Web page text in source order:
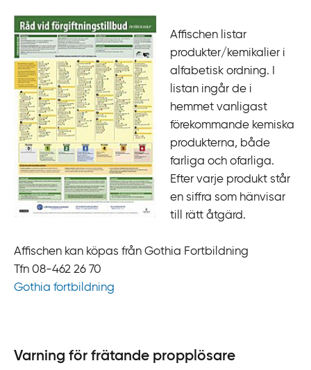
Affischen listar
produkter/kemikalier i
alfabetisk ordning. I
listan ingår de i
hemmet vanligast
förekommande kemiska
produkterna, både
farliga och ofarliga.
Efter varje produkt står
en siffra som hänvisar
till rätt åtgärd.
Affischen kan köpas från Gothia Fortbildning
Tfn 08-462 26 70
Gothia fortbildning
Varning för frätande propplösare